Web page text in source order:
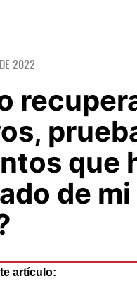
2022
que
de mi
artículo: